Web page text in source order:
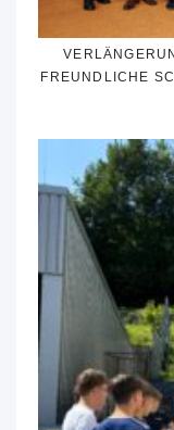
FREUNDLICHE